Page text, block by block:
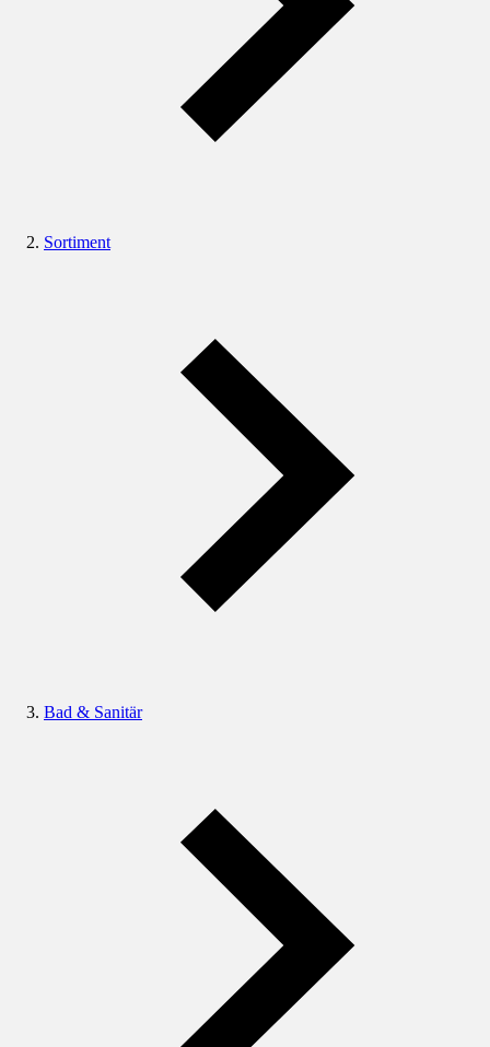
Sortiment
Bad & Sanitär